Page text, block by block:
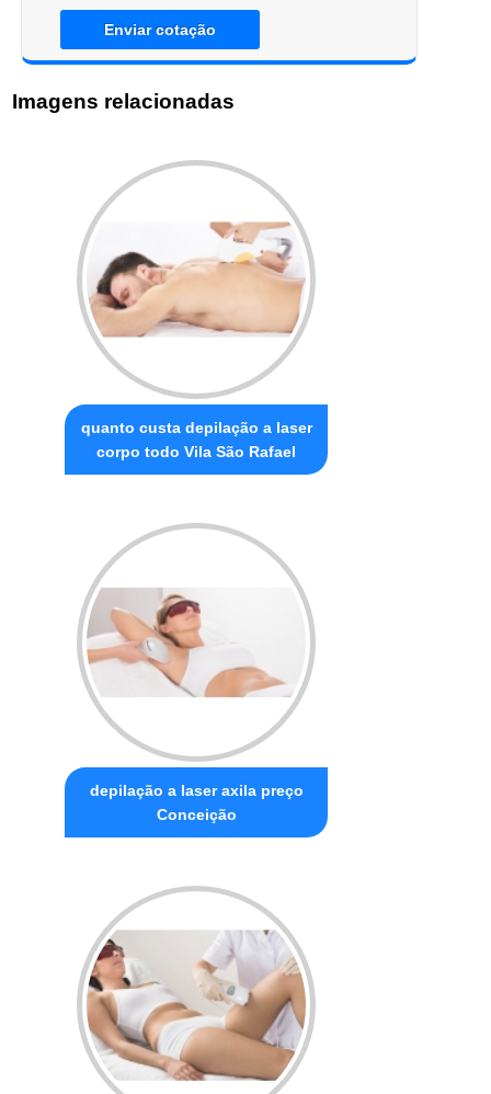
Enviar cotação
Imagens relacionadas
quanto custa depilação a laser
corpo todo Vila São Rafael
depilação a laser axila preço
Conceição